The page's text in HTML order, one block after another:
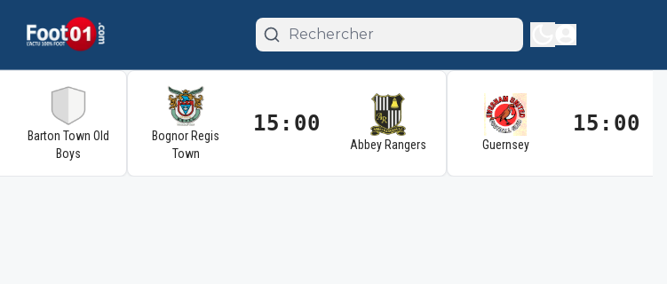
Barton Town Old
Boys
Bognor Regis
Town
15:00
Abbey Rangers Guernsey
15:00